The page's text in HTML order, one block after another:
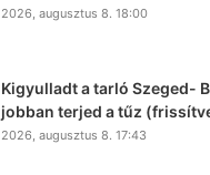
2026, augusztus 8. 18:00
Kigyulladt a tarló Szeged-
jobban terjed a tűz
2026, augusztus 8. 17:43